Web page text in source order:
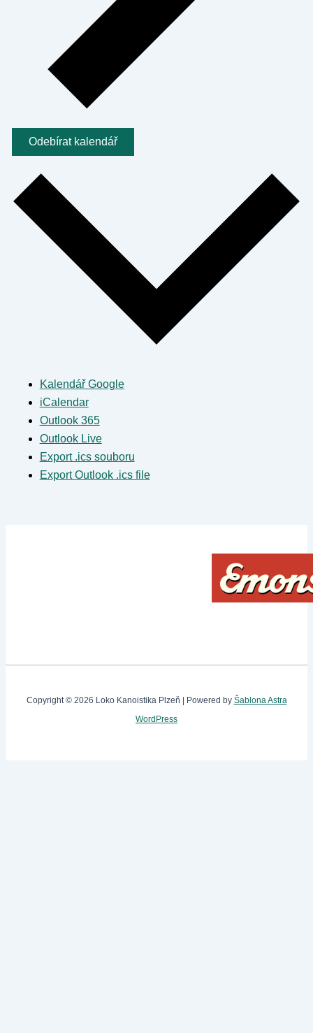
Odebírat kalendář
Kalendář Google
iCalendar
Outlook 365
Outlook Live
Export .ics souboru
Export Outlook .ics file
Copyright © 2026 Loko Kanoistika Plzeň | Powered by Šablona Astra
WordPress